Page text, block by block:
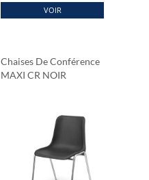
VOIR
Chaises De Conférence
MAXI CR NOIR